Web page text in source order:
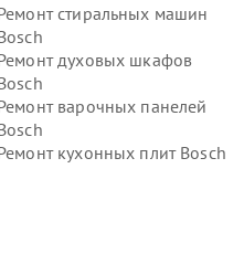
стиральных машин
духовых шкафов
варочных панелей
кухонных плит Bosch
морозильных камер